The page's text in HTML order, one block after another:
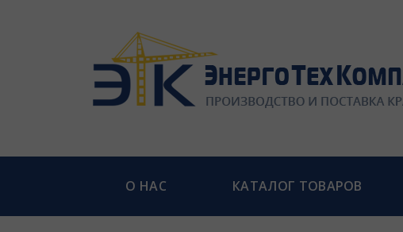
О НАС КАТАЛОГ ТОВАРОВ